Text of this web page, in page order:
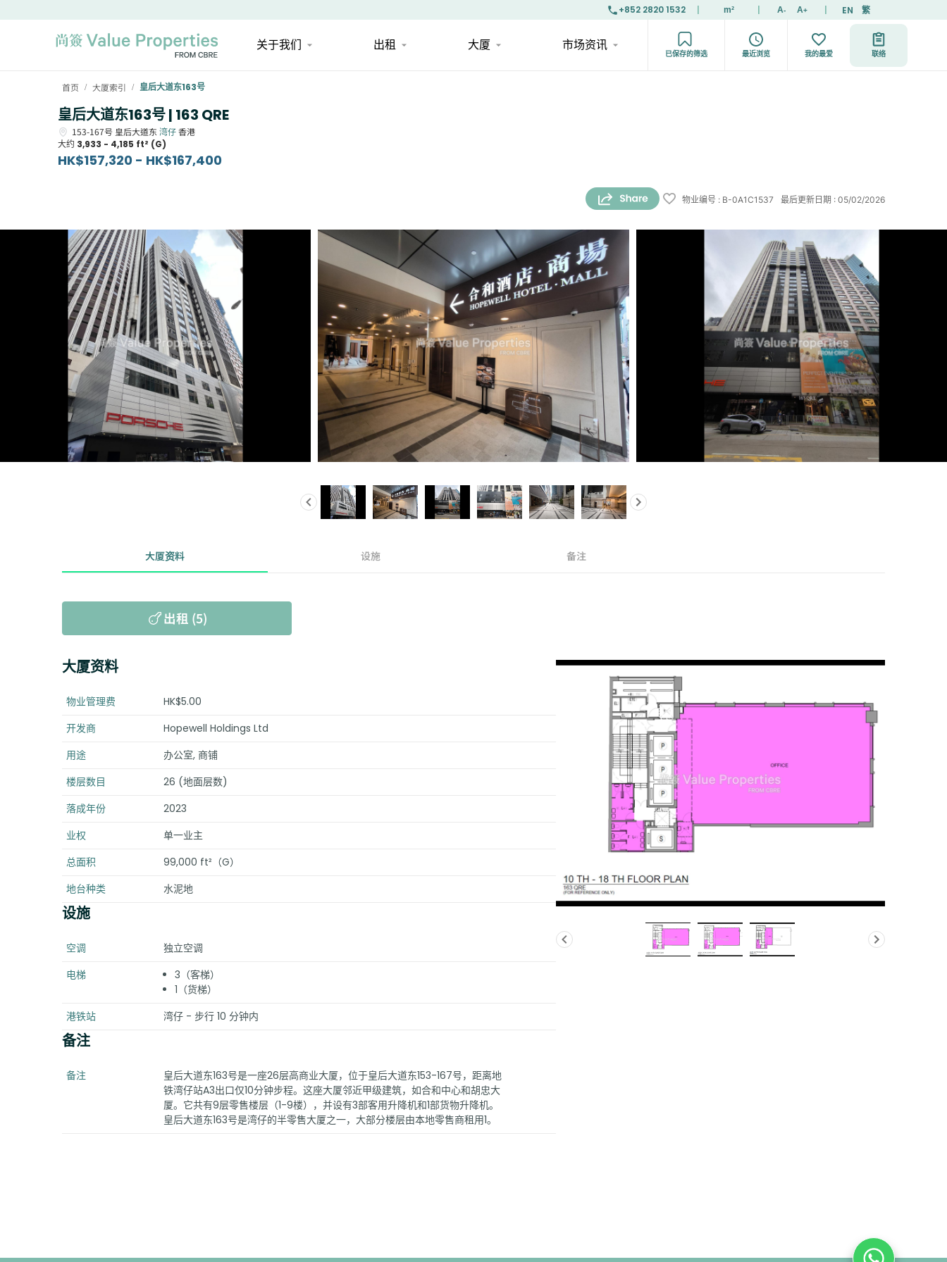
+852 2820 1532 m² A- A+ EN 繁
关于我们 出租 大厦 市场资讯
已保存的筛选 最近浏览 我的最爱 联络
首页 / 大厦索引 / 皇后大道东163号
皇后大道东163号 | 163 QRE
153-167号 皇后大道东 湾仔香港
大约 3,933 - 4,185 ft² (G)
HK$157,320 - HK$167,400
物业编号 : B-0A1C1537 最后更新日期 : 05/02/2026
大厦资料 设施 备注
出租 (5)
大厦资料
物业管理费
HK$5.00
开发商
Hopewell Holdings Ltd
用途
办公室, 商铺
楼层数目
26 (地面层数)
落成年份
2023
业权
单一业主
总面积
99,000 ft²（G）
地台种类
水泥地
设施
空调
独立空调
电梯
3（客梯）
1（货梯）
港铁站
湾仔 - 步行 10 分钟内
备注
备注
皇后大道东163号是一座26层高商业大厦，位于皇后大道东153-167号，距离地
铁湾仔站A3出口仅10分钟步程。这座大厦邻近甲级建筑，如合和中心和胡忠大
厦。它共有9层零售楼层（1-9楼），并设有3部客用升降机和1部货物升降机。
皇后大道东163号是湾仔的半零售大厦之一，大部分楼层由本地零售商租用1。